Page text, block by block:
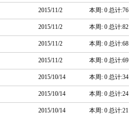
2015/11/2 本周: 0 总计:76
2015/11/2 本周: 0 总计:82
2015/11/2 本周: 0 总计:68
2015/11/2 本周: 0 总计:69
2015/10/14 本周: 0 总计:34
2015/10/14 本周: 0 总计:24
2015/10/14 本周: 0 总计:21